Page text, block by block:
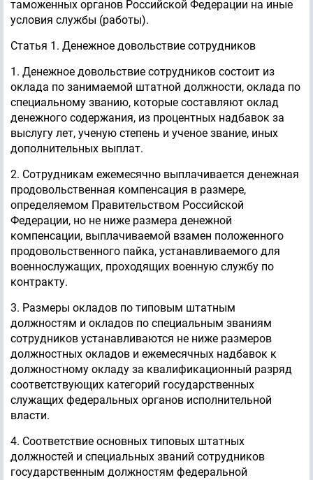
таможенных органов Российской Федерации на иные
условия службы (работы).
Статья 1. Денежное довольствие сотрудников
1. Денежное довольствие сотрудников состоит из
оклада по занимаемой штатной должности, оклада по
специальному званию, которые составляют оклад
денежного содержания, из процентных надбавок за
выслугу лет, ученую степень и ученое звание, иных
дополнительных выплат.
2. Сотрудникам ежемесячно выплачивается денежная
продовольственная компенсация в размере,
определяемом Правительством Российской
Федерации, но не ниже размера денежной
компенсации, выплачиваемой взамен положенного
продовольственного пайка, устанавливаемого для
военнослужащих, проходящих военную службу по
контракту.
3. Размеры окладов по типовым штатным
должностям и окладов по специальным званиям
сотрудников устанавливаются не ниже размеров
должностных окладов и ежемесячных надбавок к
должностному окладу за квалификационный разряд
соответствующих категорий государственных
служащих федеральных органов исполнительной
власти.
4. Соответствие основных типовых штатных
должностей и специальных званий сотрудников
государственным должностям федеральной